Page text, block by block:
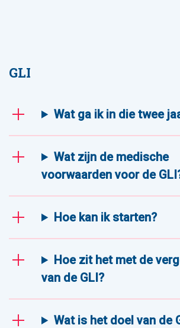
GLI
Wat ga ik in die twee
Wat zijn de medische
voorwaarden voor de
Hoe kan ik starten?
Hoe zit het met de
van de GLI?
Wat is het doel van de